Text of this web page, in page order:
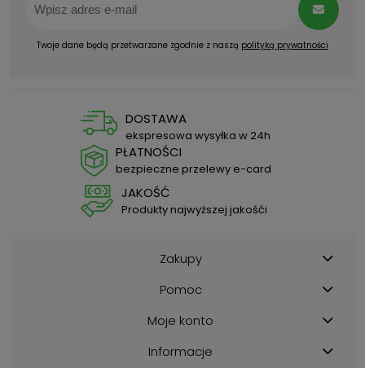
Twoje dane będą przetwarzane zgodnie z naszą polityką prywatności
DOSTAWA
ekspresowa wysyłka w 24h
PŁATNOŚCI
bezpieczne przelewy e-card
JAKOŚĆ
Produkty najwyższej jakośći
Zakupy
Pomoc
Moje konto
Informacje